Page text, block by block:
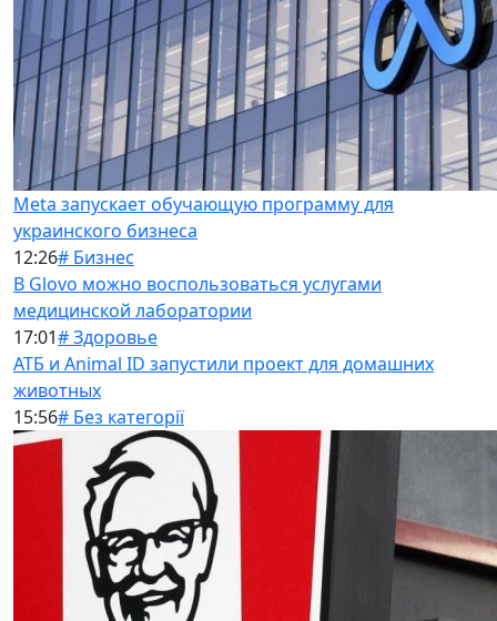
Meta запускает обучающую программу для
украинского бизнеса
12:26# Бизнес
В Glovo можно воспользоваться услугами
медицинской лаборатории
17:01# Здоровье
АТБ и Animal ID запустили проект для домашних
животных
15:56# Без категорії